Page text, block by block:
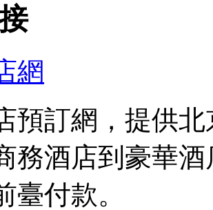
網
預訂網，提供
務酒店到豪華
臺付款。